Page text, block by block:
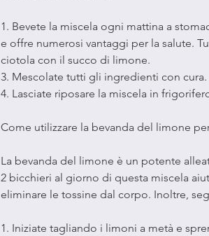
1. Bevete la miscela ogni mattina a
e offre numerosi vantaggi per la salute.
ciotola con il succo di limone.
3. Mescolate tutti gli ingredienti con cura.
4. Lasciate riposare la miscela in
Come utilizzare la bevanda del limone
La bevanda del limone è un potente
2 bicchieri al giorno di questa miscela
eliminare le tossine dal corpo. Inoltre,
1. Iniziate tagliando i limoni a metà e